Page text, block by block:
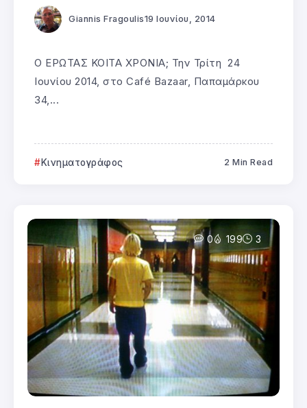
Giannis Fragoulis19 Ιουνίου, 2014
Ο ΕΡΩΤΑΣ ΚΟΙΤΑ ΧΡΟΝΙΑ; Την Τρίτη 24
Ιουνίου 2014, στο Café Bazaar, Παπαμάρκου
34,...
Κινηματογράφος 2 Min Read
0 199 3